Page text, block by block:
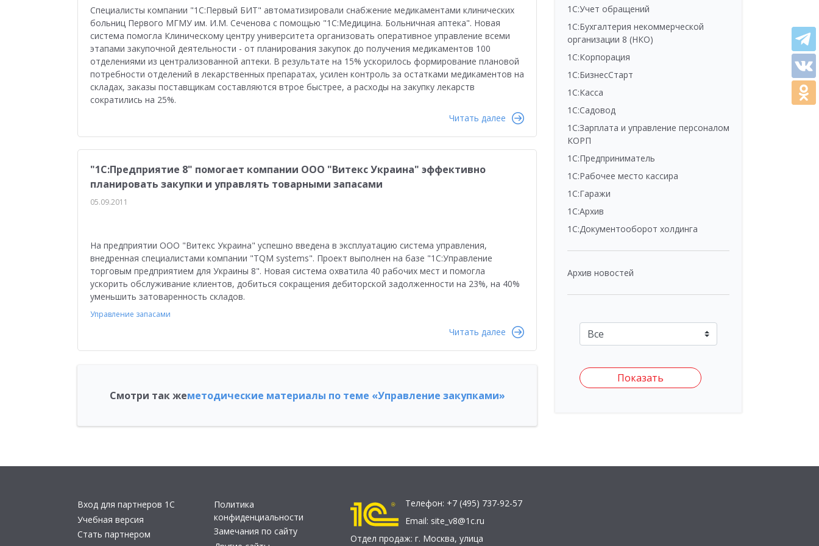
Медицина Бюджетные учреждения Управленческая отчетность Реальная автоматизация
1С:ERP Управление строительной организацией Форум пользователей ДО 2025
Специалисты компании "1С:Первый БИТ" автоматизировали снабжение медикаментами клинических
больниц Первого МГМУ им. И.М. Сеченова с помощью "1С:Медицина. Больничная аптека". Новая
система помогла Клиническому центру университета организовать оперативное управление всеми
этапами закупочной деятельности - от планирования закупок до получения медикаментов 100
отделениями из централизованной аптеки. В результате на 15% ускорилось формирование плановой
потребности отделений в лекарственных препаратах, усилен контроль за остатками медикаментов на
складах, заказы поставщикам составляются втрое быстрее, а расходы на закупку лекарств
сократились на 25%.
Читать далее
"1С:Предприятие 8" помогает компании ООО "Витекс Украина" эффективно
планировать закупки и управлять товарными запасами
05.09.2011
На предприятии ООО "Витекс Украина" успешно введена в эксплуатацию система управления,
внедренная специалистами компании "TQM systems". Проект выполнен на базе "1С:Управление
торговым предприятием для Украины 8". Новая система охватила 40 рабочих мест и помогла
ускорить обслуживание клиентов, добиться сокращения дебиторской задолженности на 23%, на 40%
уменьшить затоваренность складов.
Управление запасами
Читать далее
Смотри так жеметодические материалы по теме «Управление закупками»
1С:Учет обращений
1С:Бухгалтерия некоммерческой
организации 8 (НКО)
1С:Корпорация
1С:БизнесСтарт
1С:Касса
1С:Садовод
1С:Зарплата и управление персоналом
КОРП
1С:Предприниматель
1С:Рабочее место кассира
1С:Гаражи
1С:Архив
1С:Документооборот холдинга
Архив новостей
Показать
Вход для партнеров 1С
Учебная версия
Стать партнером
Политика
конфиденциальности
Замечания по сайту
Телефон: +7 (495) 737-92-57
Email: site_v8@1c.ru
Отдел продаж: г. Москва, улица